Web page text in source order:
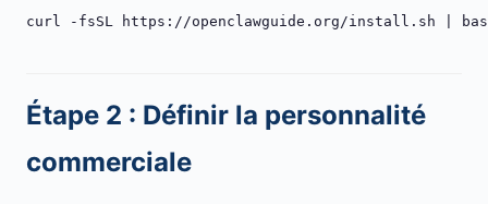
curl -fsSL https://openclawguide.org/install.sh |
Étape 2 : Définir la personnalité
commerciale